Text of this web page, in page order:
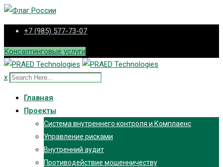
Skip
content
+7 (985) 577-73-07
Консалтинговые услуги
x
Главная
Проекты
Система внутреннего контроля и Комплаенс
Управление рисками
Внутренний аудит
Противодействие мошенничеству